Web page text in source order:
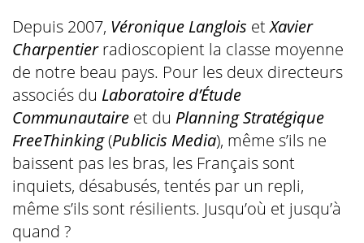
Depuis 2007, Véronique Langlois etXavier
Charpentier radioscopient la classe moyenne
de notre beau pays. Pour les deux directeurs
associés du Laboratoire d’Étude
Communautaireet du Planning Stratégique
FreeThinking(Publicis Media), même s’ils ne
baissent pas les bras, les Français sont
inquiets, désabusés, tentés par un repli,
même s’ils sont résilients. Jusqu’où et jusqu’à
quand ?